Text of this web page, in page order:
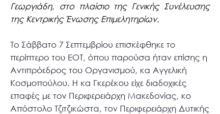
Γεωργιάδη, στο πλαίσιο της Γενικής Συνέλευσης
της Κεντρικής Ένωσης Επιμελητηρίων.
Το Σάββατο 7 Σεπτεμβρίου επισκέφθηκε το
περίπτερο του ΕΟΤ, όπου παρούσα ήταν επίσης η
Αντιπρόεδρος του Οργανισμού, κα Αγγελική
Κοσμοπούλου. Η κα Γκερέκου είχε διαδοχικές
επαφές με τον Περιφερειάρχη Μακεδονίας, κο
Απόστολο Τζιτζικώστα, τον Περιφερειάρχη Δυτικής